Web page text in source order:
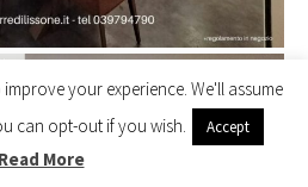
your experience. We'll assume
can opt-out if you wish.
Accept
Read More